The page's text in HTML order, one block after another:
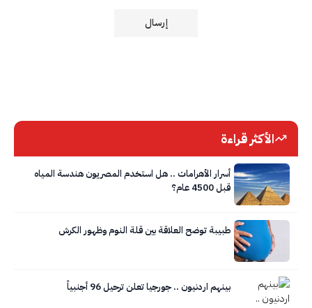
الأكثر قراءة
أسرار الأهرامات .. هل استخدم المصريون هندسة المياه
قبل 4500 عام؟
طبيبة توضح العلاقة بين قلة النوم وظهور الكرش
بينهم اردنيون .. جورجيا تعلن ترحيل 96 أجنبياً